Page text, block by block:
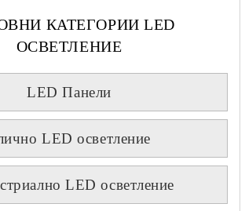
КАТЕГОРИИ LED
ОСВЕТЛЕНИЕ
LED Панели
LED осветление
LED осветление